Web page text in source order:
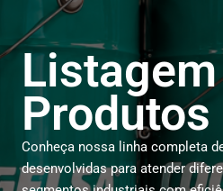
Produtos
Conheça nossa linha completa
desenvolvidas para atender